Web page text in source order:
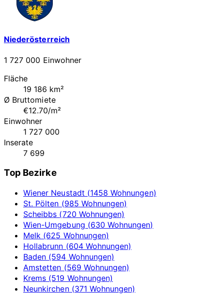
Niederösterreich
1 727 000 Einwohner
Fläche
19 186 km²
Ø Bruttomiete
€12.70/m²
Einwohner
1 727 000
Inserate
7 699
Top Bezirke
Wiener Neustadt (1458 Wohnungen)
St. Pölten (985 Wohnungen)
Scheibbs (720 Wohnungen)
Wien-Umgebung (630 Wohnungen)
Melk (625 Wohnungen)
Hollabrunn (604 Wohnungen)
Baden (594 Wohnungen)
Amstetten (569 Wohnungen)
Krems (519 Wohnungen)
Neunkirchen (371 Wohnungen)